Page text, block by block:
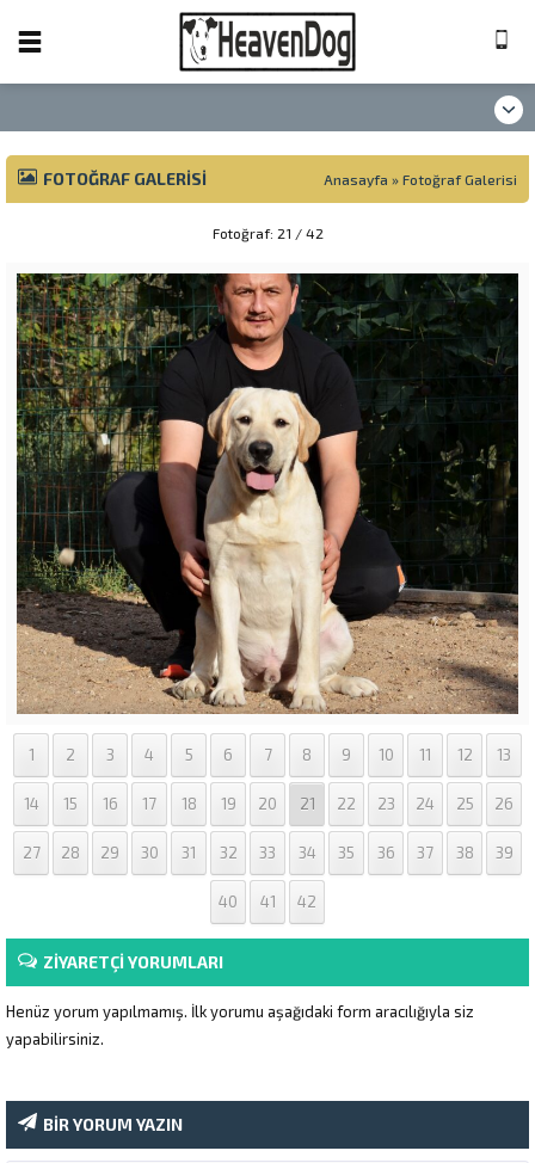
FOTOĞRAF GALERISI Anasayfa » Fotoğraf Galerisi
Fotoğraf: 21 / 42
1 2 3 4 5 6 7 8 9 10 11 12 13
14 15 16 17 18 19 20 21 22 23 24 25 26
27 28 29 30 31 32 33 34 35 36 37 38 39
40 41 42
ZİYARETÇİ YORUMLARI
Henüz yorum yapılmamış. İlk yorumu aşağıdaki form aracılığıyla siz
yapabilirsiniz.
BİR YORUM YAZIN